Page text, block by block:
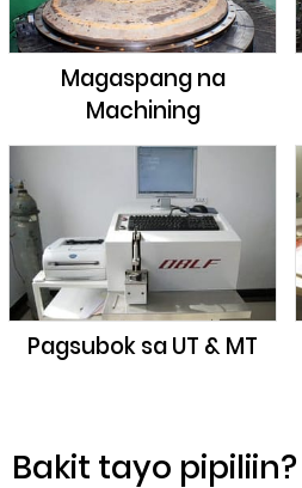
Magaspang na
Machining
Pagsubok sa UT & MT
Bakit tayo pipiliin?